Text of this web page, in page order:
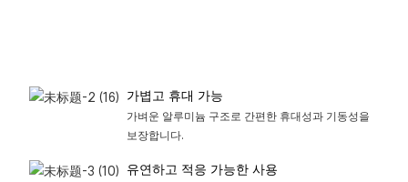
가볍고 휴대 가능
가벼운 알루미늄 구조로 간편한 휴대성과 기동성을
보장합니다.
유연하고 적응 가능한 사용